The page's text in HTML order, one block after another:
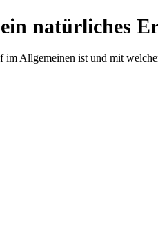
natürliches
Allgemeinen ist und mit